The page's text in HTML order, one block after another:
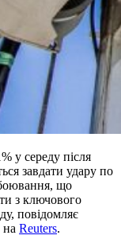
у середу після
завдати удару по
що
з ключового
повідомляє
на Reuters.